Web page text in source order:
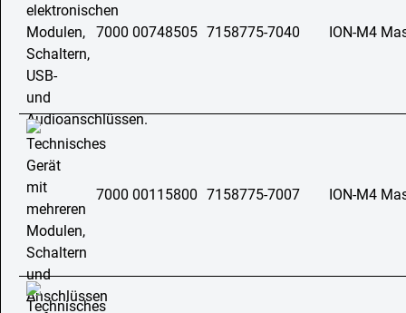
7000 00748505 7158775-7040 ION-M4
7000 00115800 7158775-7007 ION-M4